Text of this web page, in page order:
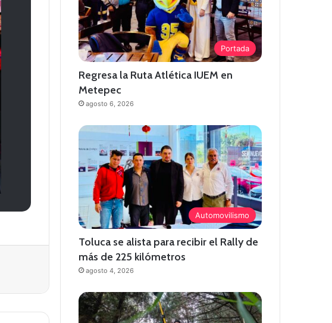
Portada
Regresa la Ruta Atlética IUEM en
Metepec
agosto 6, 2026
Automovilismo
Toluca se alista para recibir el Rally de
más de 225 kilómetros
agosto 4, 2026